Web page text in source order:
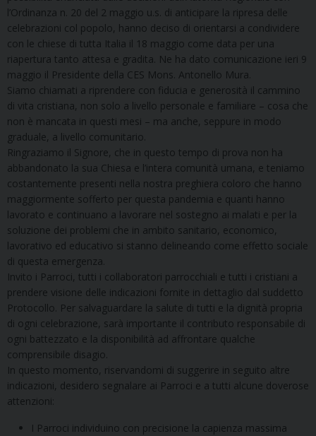
l’Ordinanza n. 20 del 2 maggio u.s. di anticipare la ripresa delle
celebrazioni col popolo, hanno deciso di orientarsi a condividere
con le chiese di tutta Italia il 18 maggio come data per una
riapertura tanto attesa e gradita. Ne ha dato comunicazione ieri 9
maggio il Presidente della CES Mons. Antonello Mura.
Siamo chiamati a riprendere con fiducia e generosità il cammino
di vita cristiana, non solo a livello personale e familiare – cosa che
non è mancata in questi mesi – ma anche, seppure in modo
graduale, a livello comunitario.
Ringraziamo il Signore, che in questo tempo di prova non ha
abbandonato la sua Chiesa e l’intera comunità umana, e teniamo
costantemente presenti nella nostra preghiera coloro che hanno
maggiormente sofferto per questa pandemia e quanti hanno
lavorato e continuano a lavorare nel sostegno ai malati e per la
soluzione dei problemi che in ambito sanitario, economico,
lavorativo ed educativo si stanno delineando come effetto sociale
di questa emergenza.
Invito i Parroci, tutti i collaboratori parrocchiali e tutti i cristiani a
prendere visione delle indicazioni fornite in dettaglio dal suddetto
Protocollo. Per salvaguardare la salute di tutti e la dignità propria
di ogni celebrazione, sarà importante il contributo responsabile di
ogni battezzato e la disponibilità ad affrontare qualche
comprensibile disagio.
In questo momento, riservandomi di suggerire in seguito altre
indicazioni, desidero segnalare ai Parroci e a tutti alcune doverose
attenzioni:
I Parroci individuino con precisione la capienza massima